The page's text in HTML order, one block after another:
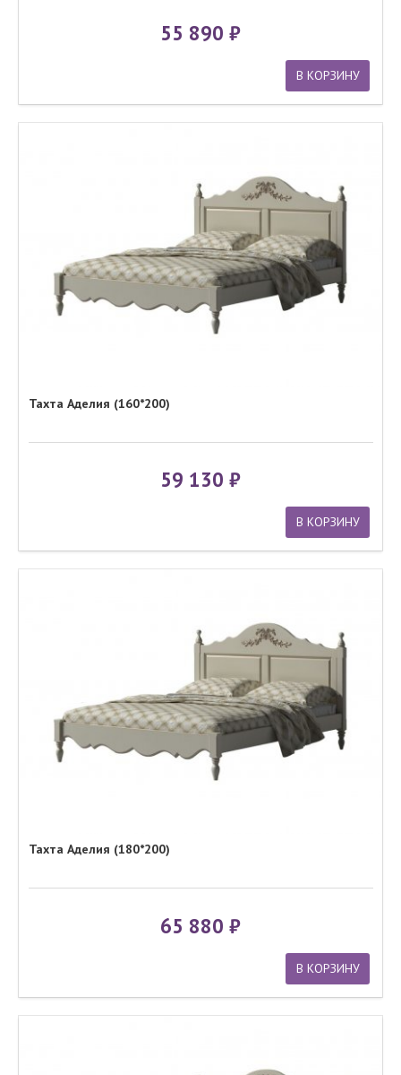
55 890
В КОРЗИНУ
Тахта Аделия (160*200)
59 130
В КОРЗИНУ
Тахта Аделия (180*200)
65 880
В КОРЗИНУ